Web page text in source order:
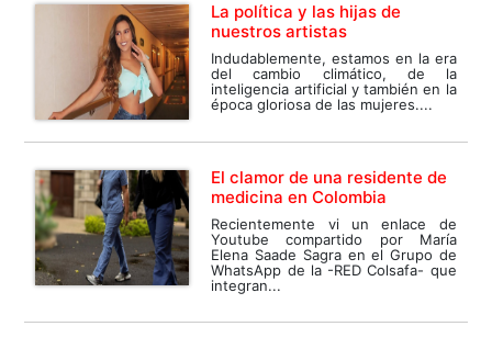
La política y las hijas de
nuestros artistas
Indudablemente, estamos en la era
del cambio climático, de la
inteligencia artificial y también en la
época gloriosa de las mujeres....
El clamor de una residente de
medicina en Colombia
Recientemente vi un enlace de
Youtube compartido por María
Elena Saade Sagra en el Grupo de
WhatsApp de la -RED Colsafa- que
integran...